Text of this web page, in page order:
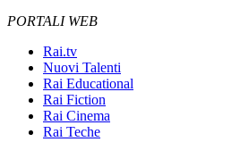
PORTALI WEB
Rai.tv
Nuovi Talenti
Rai Educational
Rai Fiction
Rai Cinema
Rai Teche